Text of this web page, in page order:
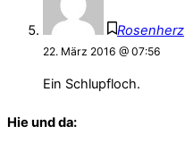
Rosenherz
22. März 2016 @ 07:56
Ein Schlupfloch.
Hie und da: